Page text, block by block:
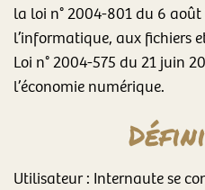
la loi n° 2004-801 du 6
l’informatique, aux fichiers
Loi n° 2004-575 du 21 juin
l’économie numérique.
Utilisateur : Internaute se